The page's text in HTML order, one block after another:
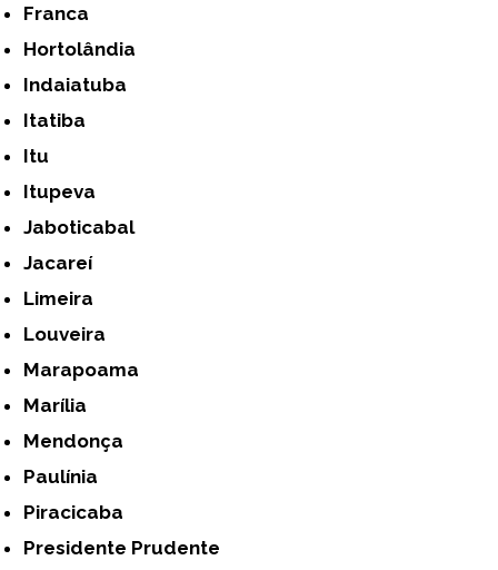
Franca
Hortolândia
Indaiatuba
Itatiba
Itu
Itupeva
Jaboticabal
Jacareí
Limeira
Louveira
Marapoama
Marília
Mendonça
Paulínia
Piracicaba
Presidente Prudente